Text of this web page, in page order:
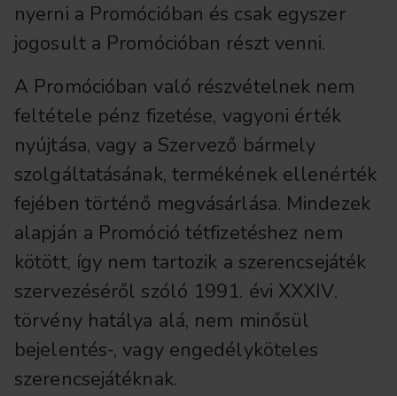
nyerni a Promócióban és csak egyszer
jogosult a Promócióban részt venni.
A Promócióban való részvételnek nem
feltétele pénz fizetése, vagyoni érték
nyújtása, vagy a Szervező bármely
szolgáltatásának, termékének ellenérték
fejében történő megvásárlása. Mindezek
alapján a Promóció tétfizetéshez nem
kötött, így nem tartozik a szerencsejáték
szervezéséről szóló 1991. évi XXXIV.
törvény hatálya alá, nem minősül
bejelentés-, vagy engedélyköteles
szerencsejátéknak.